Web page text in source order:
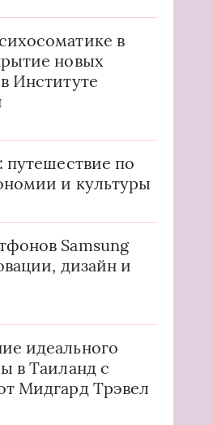
в
новых
Институте
путешествие по
и культуры
Samsung
дизайн и
идеального
в Таиланд с
Мидгард Трэвел